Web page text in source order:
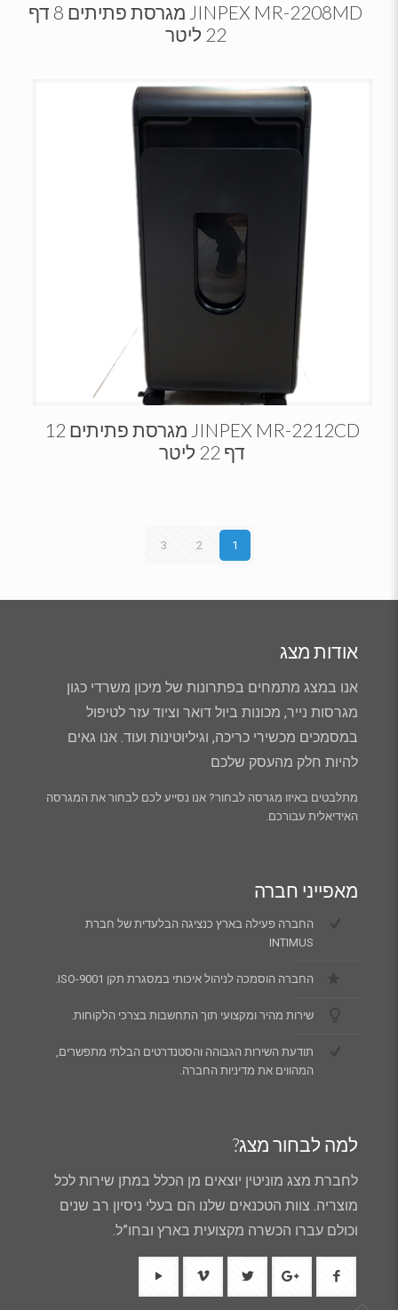
JINPEX MR-2208MD מגרסת פתיתים 8 דף
22 ליטר
JINPEX MR-2212CD מגרסת פתיתים 12
דף 22 ליטר
1
2
3
אודות מצג
אנו במצג מתמחים בפתרונות של מיכון משרדי כגון
מגרסות נייר, מכונות ביול דואר וציוד עזר לטיפול
במסמכים מכשירי כריכה, וגיליוטינות ועוד. אנו גאים
להיות חלק מהעסק שלכם
מתלבטים באיזו מגרסה לבחור? אנו נסייע לכם לבחור את המגרסה
האידיאלית עבורכם.
מאפייני חברה
החברה פעילה בארץ כנציגה הבלעדית של חברת
INTIMUS
החברה הוסמכה לניהול איכותי במסגרת תקן ISO-9001.
שירות מהיר ומקצועי תוך התחשבות בצרכי הלקוחות.
תודעת השירות הגבוהה והסטנדרטים הבלתי מתפשרים,
המהווים את מדיניות החברה.
למה לבחור מצג?
לחברת מצג מוניטין יוצאים מן הכלל במתן שירות לכל
מוצריה. צוות הטכנאים שלנו הם בעלי ניסיון רב שנים
וכולם עברו הכשרה מקצועית בארץ ובחו”ל.